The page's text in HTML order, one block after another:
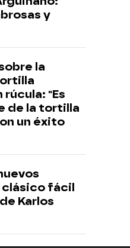
y
la
rúcula: "Es
de la tortilla
un éxito
clásico fácil
Karlos